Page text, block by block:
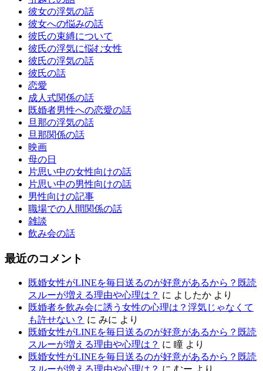
彼女の浮気の話
彼女への悩みの話
彼氏の束縛について
彼氏の浮気に悩む女性
彼氏の浮気の話
彼氏の話
恋愛
成人式関係の話
既婚者男性への恋愛の話
旦那の浮気の話
旦那関係の話
映画
母の日
片思い中の女性向けの話
片思い中の男性向けの話
男性向けの記事
職場での人間関係の話
雑談
飲み会の話
最近のコメント
既婚女性がLINEを毎日送るのが好意があるから？既読
スルーが増える理由や心理は？ に よしたか より
既婚者を飲み会に誘う女性の心理は？浮気じゃなくて
も許せない？ に みに より
既婚女性がLINEを毎日送るのが好意があるから？既読
スルーが増える理由や心理は？ に 瞳 より
既婚女性がLINEを毎日送るのが好意があるから？既読